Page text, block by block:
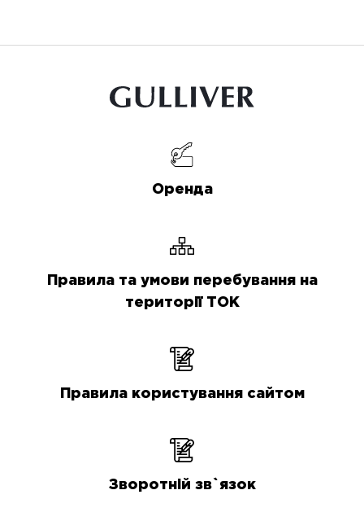
Оренда
Правила та умови перебування на
території ТОК
Правила користування сайтом
Зворотній зв`язок